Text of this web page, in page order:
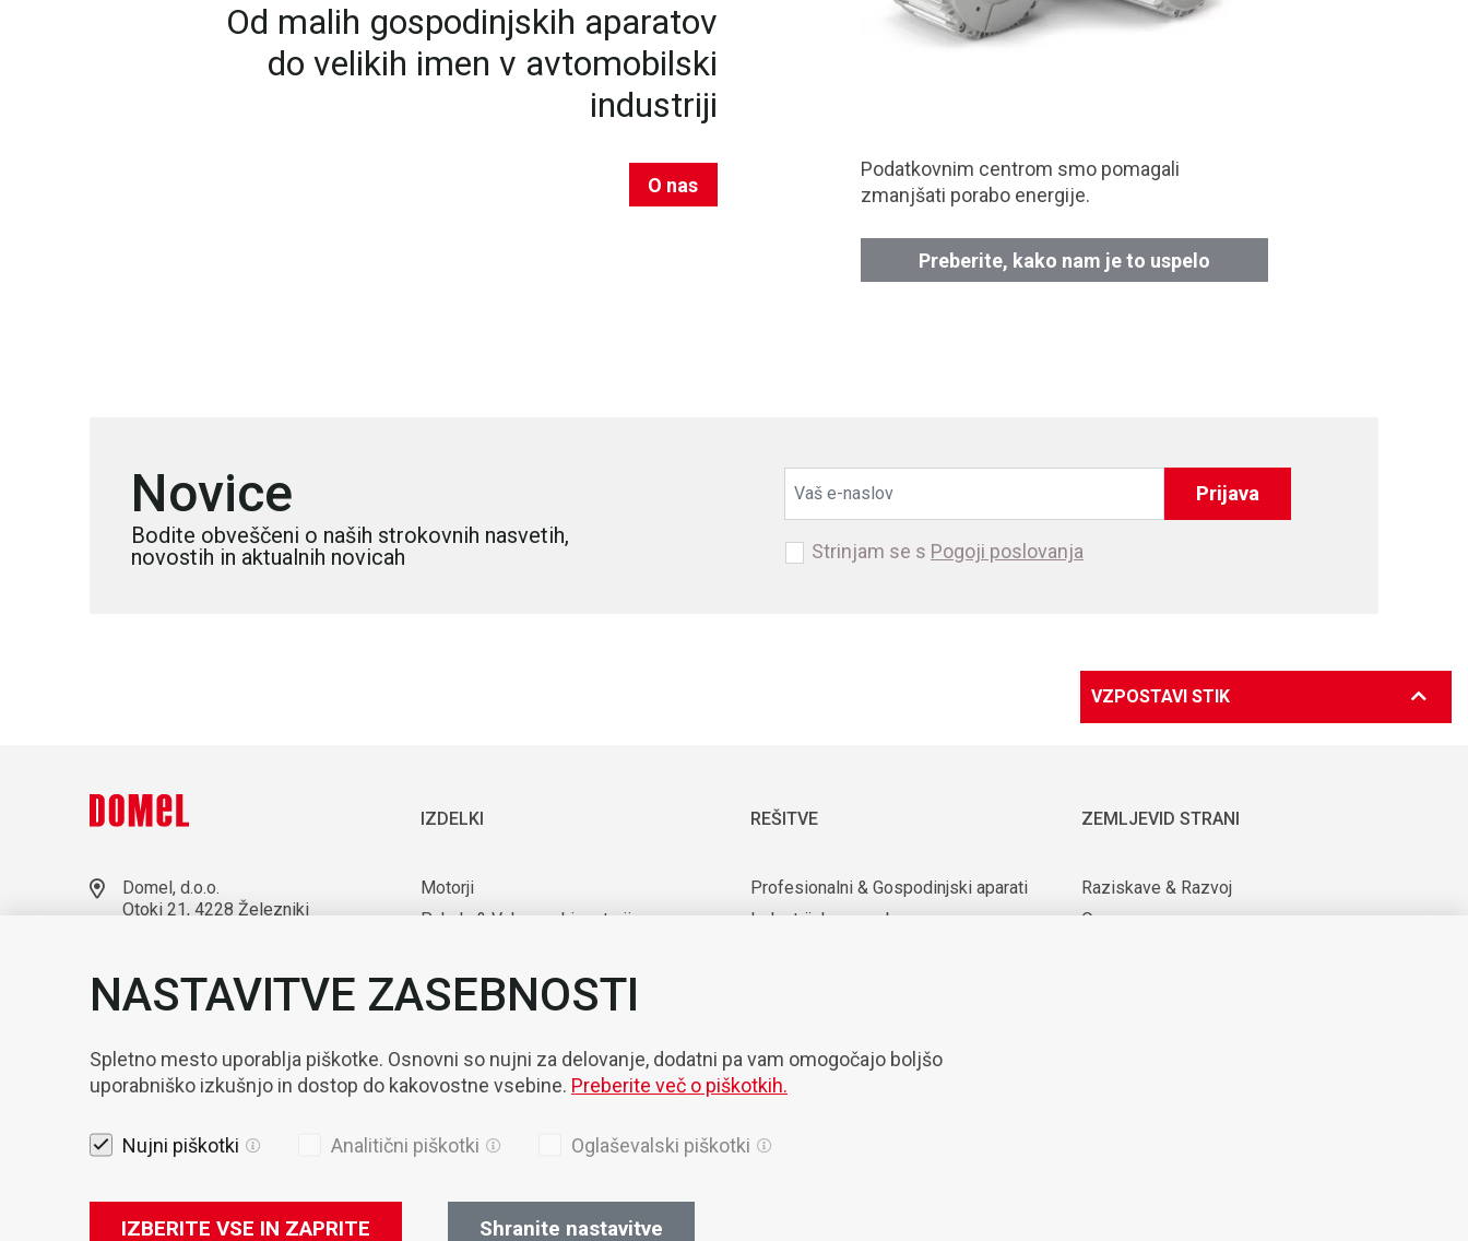
Od malih gospodinjskih aparatov
do velikih imen v avtomobilski
industriji
O nas
Podatkovnim centrom smo pomagali
zmanjšati porabo energije.
Preberite, kako nam je to uspelo
Novice
Bodite obveščeni o naših strokovnih nasvetih,
novostih in aktualnih novicah
Prijava
Strinjam se s Pogoji poslovanja
VZPOSTAVI STIK
Domel, d.o.o.
Otoki 21, 4228 Železniki
sales@domel.com
Lokacije skladišč
IZDELKI
Motorji
Puhala & Vakuumski motorji
Komponente
Avtomatizacija & Robotizacija
REŠITVE
Profesionalni & Gospodinjski aparati
Industrijska uporaba
ZEMLJEVID STRANI
Raziskave & Razvoj
O nas
NASTAVITVE ZASEBNOSTI
Spletno mesto uporablja piškotke. Osnovni so nujni za delovanje, dodatni pa vam omogočajo boljšo
uporabniško izkušnjo in dostop do kakovostne vsebine. Preberite več o piškotkih.
Nujni piškotki Analitični piškotki Oglaševalski piškotki
IZBERITE VSE IN ZAPRITE Shranite nastavitve